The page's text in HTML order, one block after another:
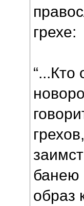
грехе:
банею
образ